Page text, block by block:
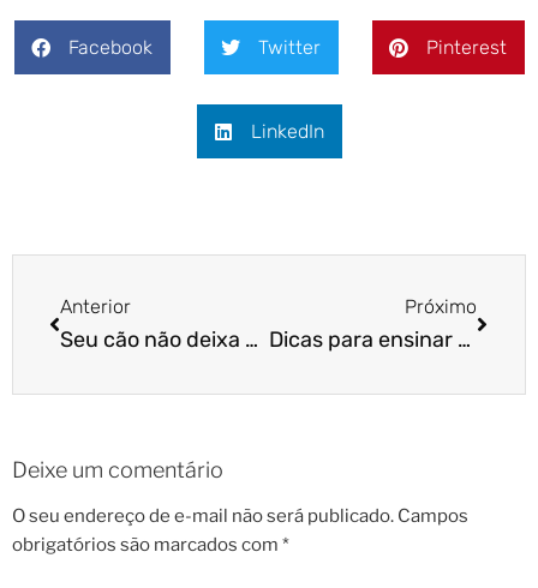
Facebook Twitter Pinterest
LinkedIn
Anterior
Seu cão não deixa outro animal chegar perto de você?
Próximo
Dicas para ensinar o cão a pegar o frisbee
Deixe um comentário
O seu endereço de e-mail não será publicado. Campos
obrigatórios são marcados com *